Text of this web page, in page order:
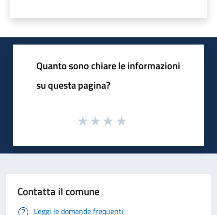
Quanto sono chiare le informazioni
su questa pagina?
Contatta il comune
Leggi le domande frequenti